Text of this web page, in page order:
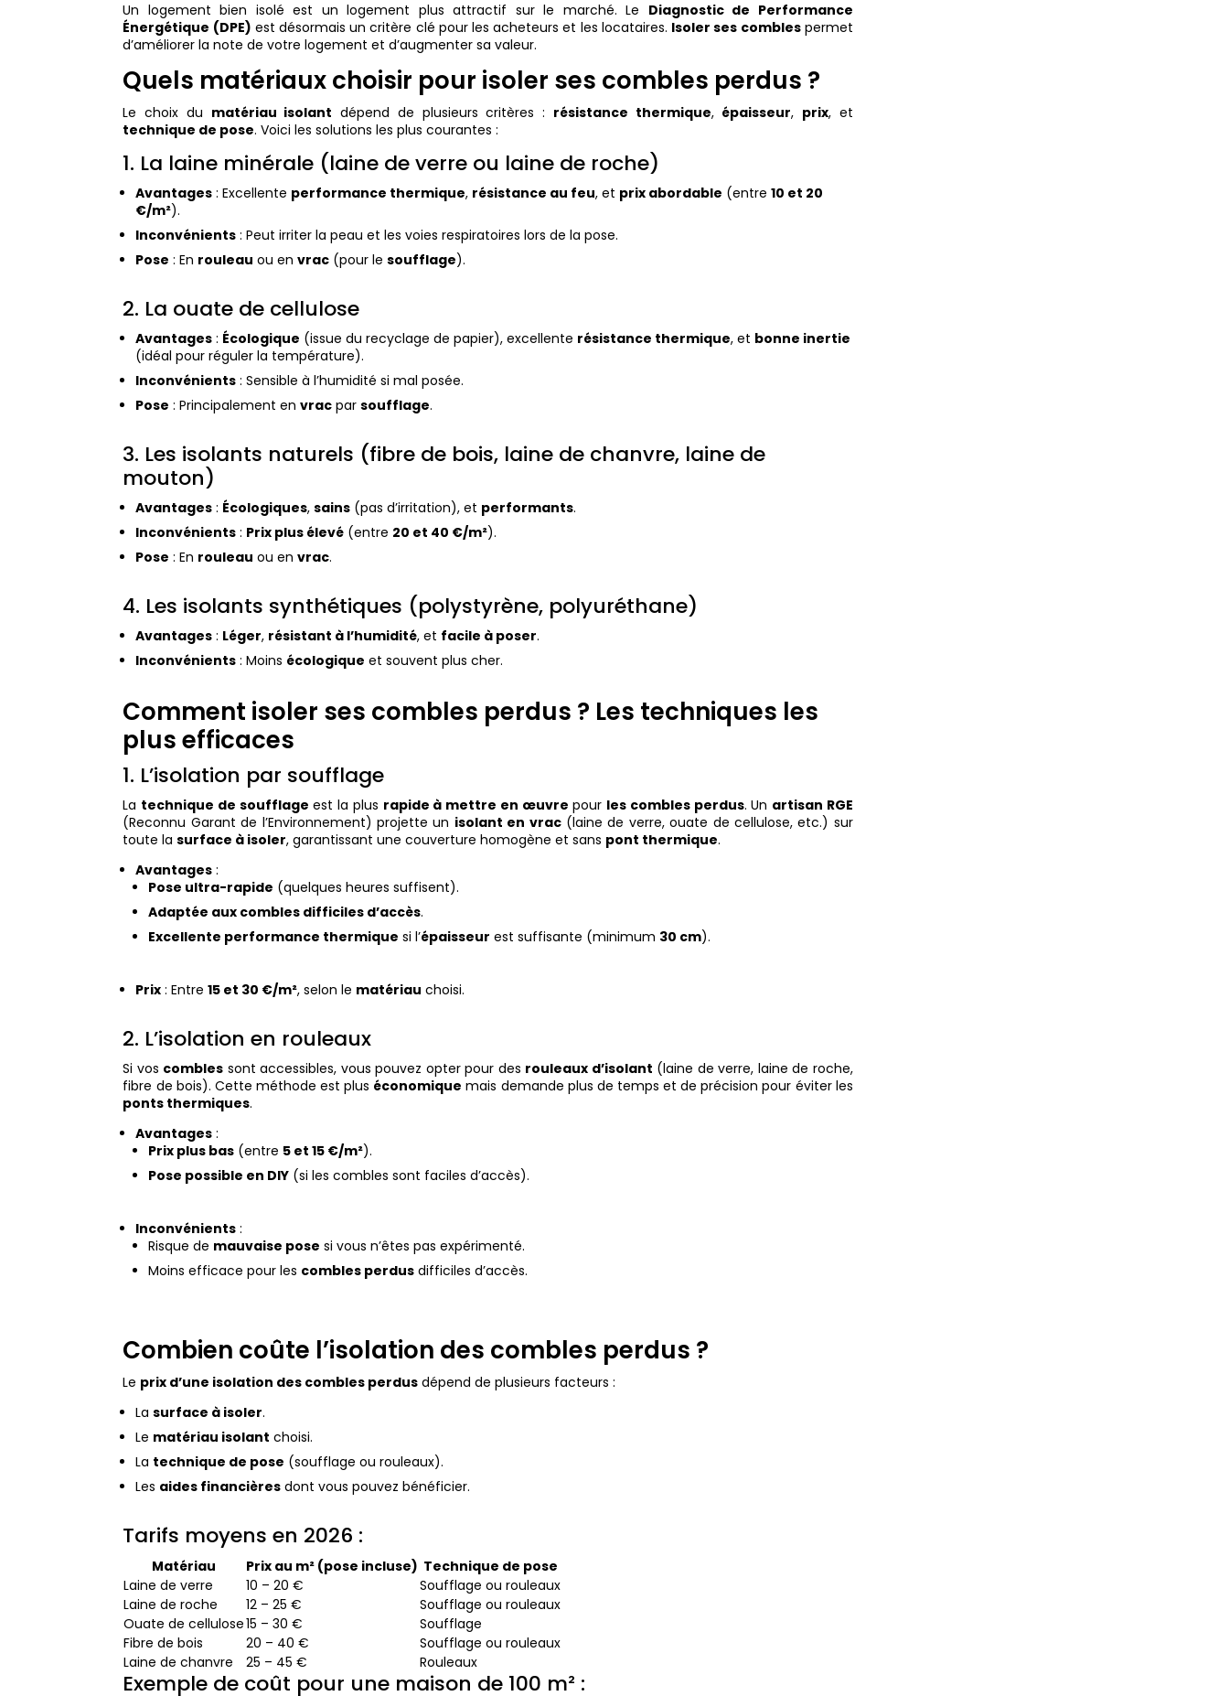
Un logement bien isolé est un logement plus attractif sur le marché. Le Diagnostic de Performance
Énergétique (DPE) est désormais un critère clé pour les acheteurs et les locataires. Isoler ses comblespermet
d’améliorer la note de votre logement et d’augmenter sa valeur.
Quels matériaux choisir pour isoler ses combles perdus ?
Le choix du matériau isolant dépend de plusieurs critères : résistance thermique, épaisseur, prix, et
technique de pose. Voici les solutions les plus courantes :
1. La laine minérale (laine de verre ou laine de roche)
Avantages : Excellente performance thermique, résistance au feu, et prix abordable (entre10 et 20
€/m²).
Inconvénients : Peut irriter la peau et les voies respiratoires lors de la pose.
Pose : En rouleau ou envrac (pour lesoufflage).
2. La ouate de cellulose
Avantages : Écologique (issue du recyclage de papier), excellente résistance thermique, et bonne inertie
(idéal pour réguler la température).
Inconvénients : Sensible à l’humidité si mal posée.
Pose : Principalement envrac parsoufflage.
3. Les isolants naturels (fibre de bois, laine de chanvre, laine de
mouton)
Avantages : Écologiques,sains (pas d’irritation), et performants.
Inconvénients : Prix plus élevé (entre 20 et 40 €/m²).
Pose : En rouleau ou envrac.
4. Les isolants synthétiques (polystyrène, polyuréthane)
Avantages : Léger, résistant à l’humidité, et facile à poser.
Inconvénients : Moins écologique et souvent plus cher.
Comment isoler ses combles perdus ? Les techniques les
plus efficaces
1. L’isolation par soufflage
La technique de soufflage est la plus rapide à mettre en œuvre pour les combles perdus. Un artisan RGE
(Reconnu Garant de l’Environnement) projette un isolant en vrac(laine de verre, ouate de cellulose, etc.) sur
toute lasurface à isoler, garantissant une couverture homogène et sans pont thermique.
Avantages :
Pose ultra-rapide (quelques heures suffisent).
Adaptée aux combles difficiles d’accès.
Excellente performance thermique si l’épaisseur est suffisante (minimum 30 cm).
Prix : Entre15 et 30 €/m², selon le matériau choisi.
2. L’isolation en rouleaux
Si vos combles sont accessibles, vous pouvez opter pour des rouleaux d’isolant (laine de verre, laine de roche,
fibre de bois). Cette méthode est plus économique mais demande plus de temps et de précision pour éviter les
ponts thermiques.
Avantages :
Prix plus bas (entre 5 et 15 €/m²).
Pose possible en DIY (si les combles sont faciles d’accès).
Inconvénients :
Risque de mauvaise pose si vous n’êtes pas expérimenté.
Moins efficace pour les combles perdus difficiles d’accès.
Combien coûte l’isolation des combles perdus ?
Le prix d’une isolation des combles perdus dépend de plusieurs facteurs :
Lasurface à isoler.
Le matériau isolant choisi.
La technique de pose (soufflage ou rouleaux).
Les aides financières dont vous pouvez bénéficier.
Tarifs moyens en 2026 :
Matériau Prix au m² (pose incluse) Technique de pose
Laine de verre
10 – 20 €
Soufflage ou rouleaux
Laine de roche
12 – 25 €
Soufflage ou rouleaux
Ouate de cellulose15 – 30 €
Soufflage
Fibre de bois
20 – 40 €
Soufflage ou rouleaux
Laine de chanvre
25 – 45 € Rouleaux
Exemple de coût pour une maison de 100 m² :